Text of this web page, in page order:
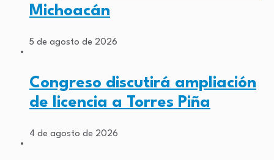
Michoacán
5 de agosto de 2026
Congreso discutirá ampliación
de licencia a Torres Piña
4 de agosto de 2026